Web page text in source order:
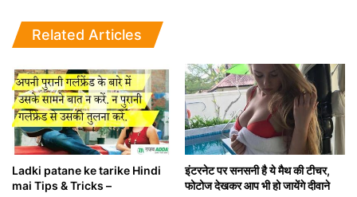
Related Articles
Ladki patane ke tarike Hindi
mai Tips & Tricks –
इंटरनेट पर सनसनी है ये मैथ की टीचर,
फोटोज देखकर आप भी हो जायेंगे दीवाने